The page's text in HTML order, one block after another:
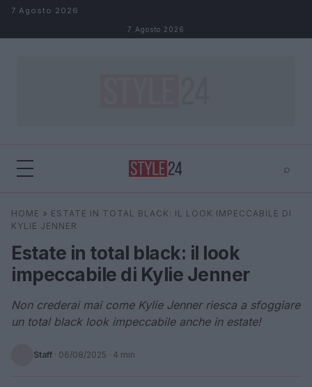
Salta al contenuto
7 Agosto 2026
7 Agosto 2026
⌕
Cerca ⌕ ×
HOME » ESTATE IN TOTAL BLACK: IL LOOK IMPECCABILE DI
KYLIE JENNER
Estate in total black: il look
impeccabile di Kylie Jenner
Non crederai mai come Kylie Jenner riesca a sfoggiare
un total black look impeccabile anche in estate!
Staff · 06/08/2025 · 4 min